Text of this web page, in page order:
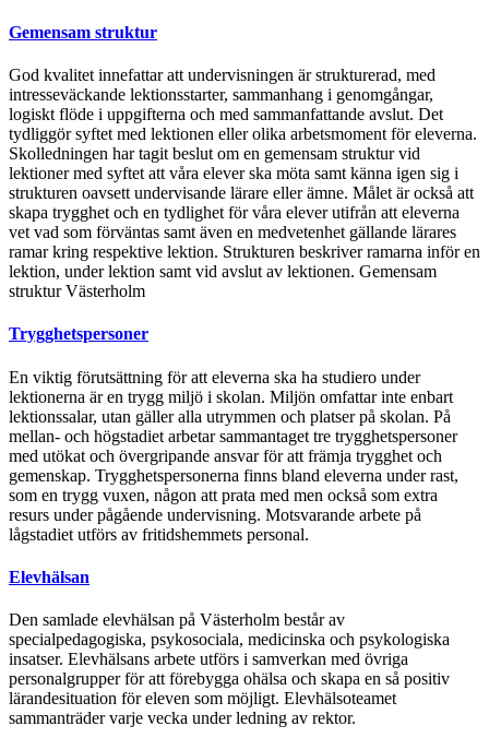
Gemensam struktur
God kvalitet innefattar att undervisningen är strukturerad, med
intresseväckande lektionsstarter, sammanhang i genomgångar,
logiskt flöde i uppgifterna och med sammanfattande avslut. Det
tydliggör syftet med lektionen eller olika arbetsmoment för eleverna.
Skolledningen har tagit beslut om en gemensam struktur vid
lektioner med syftet att våra elever ska möta samt känna igen sig i
strukturen oavsett undervisande lärare eller ämne. Målet är också att
skapa trygghet och en tydlighet för våra elever utifrån att eleverna
vet vad som förväntas samt även en medvetenhet gällande lärares
ramar kring respektive lektion. Strukturen beskriver ramarna inför en
lektion, under lektion samt vid avslut av lektionen. Gemensam
struktur Västerholm
Trygghetspersoner
En viktig förutsättning för att eleverna ska ha studiero under
lektionerna är en trygg miljö i skolan. Miljön omfattar inte enbart
lektionssalar, utan gäller alla utrymmen och platser på skolan. På
mellan- och högstadiet arbetar sammantaget tre trygghetspersoner
med utökat och övergripande ansvar för att främja trygghet och
gemenskap. Trygghetspersonerna finns bland eleverna under rast,
som en trygg vuxen, någon att prata med men också som extra
resurs under pågående undervisning. Motsvarande arbete på
lågstadiet utförs av fritidshemmets personal.
Elevhälsan
Den samlade elevhälsan på Västerholm består av
specialpedagogiska, psykosociala, medicinska och psykologiska
insatser. Elevhälsans arbete utförs i samverkan med övriga
personalgrupper för att förebygga ohälsa och skapa en så positiv
lärandesituation för eleven som möjligt. Elevhälsoteamet
sammanträder varje vecka under ledning av rektor.